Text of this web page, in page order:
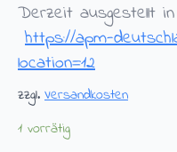
Derzeit ausgestellt
https://apm-
location=12
zzgl. Versandkosten
1 vorrätig